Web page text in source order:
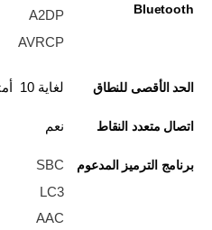
Bluetooth
A2DP
AVRCP
الحد الأقصى للنطاق لغاية 10 أمتار
اتصال متعدد النقاط نعم
برنامج الترميز المدعوم
SBC
LC3
AAC